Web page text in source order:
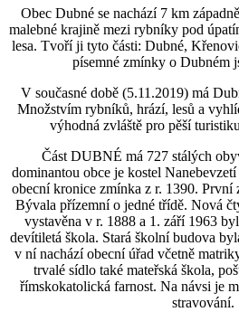
Obec Dubné se nachází 7 km
malebné krajině mezi rybníky pod
lesa. Tvoří ji tyto části: Dubné,
písemné zmínky o Dubném
V současné době (5.11.2019) má
Množstvím rybníků, hrází, lesů a
výhodná zvláště pro pěší
Část DUBNÉ má 727 stálých
dominantou obce je kostel
obecní kronice zmínka z r. 1390. První
Bývala přízemní o jedné třídě. Nová
vystavěna v r. 1888 a 1. září 1963
devítiletá škola. Stará školní budova
v ní nachází obecní úřad včetně
trvalé sídlo také mateřská škola,
římskokatolická farnost. Na návsi je
stravování.